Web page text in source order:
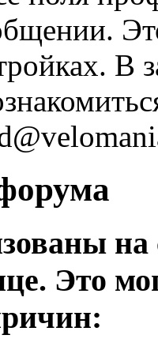
В
на
Это